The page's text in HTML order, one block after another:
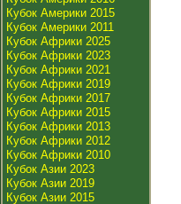
Кубок Америки 2015
Кубок Америки 2011
Кубок Африки 2025
Кубок Африки 2023
Кубок Африки 2021
Кубок Африки 2019
Кубок Африки 2017
Кубок Африки 2015
Кубок Африки 2013
Кубок Африки 2012
Кубок Африки 2010
Кубок Азии 2023
Кубок Азии 2019
Кубок Азии 2015